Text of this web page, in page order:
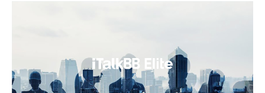
养老 非盈利组织